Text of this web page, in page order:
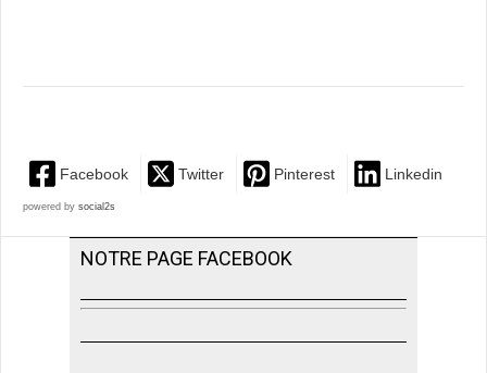
Facebook Twitter Pinterest Linkedin
powered by social2s
NOTRE PAGE FACEBOOK